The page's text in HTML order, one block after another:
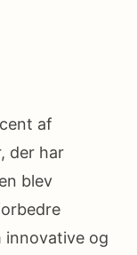
af
der har
blev
innovative og